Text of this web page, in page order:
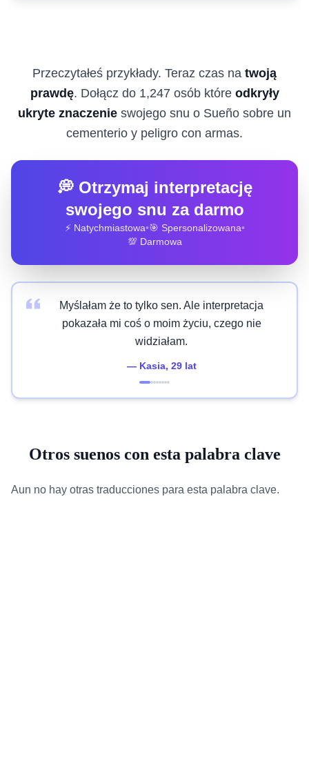
Przeczytałeś przykłady. Teraz czas na twoją
prawdę. Dołącz do 1,247 osób które odkryły
ukryte znaczenie swojego snu o Sueño sobre un
cementerio y peligro con armas.
💭 Otrzymaj interpretację
swojego snu za darmo
⚡ Natychmiastowa•🎯 Spersonalizowana•
💯 Darmowa
Myślałam że to tylko sen. Ale interpretacja
pokazała mi coś o moim życiu, czego nie
widziałam.
— Kasia, 29 lat
Otros suenos con esta palabra clave
Aun no hay otras traducciones para esta palabra clave.